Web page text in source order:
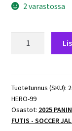
2 varastossa
World
Cup
CROWN
HERO
Tuotetunnus (SKU):
HERO-99
Osastot: 2025
FUTIS - SOCCER